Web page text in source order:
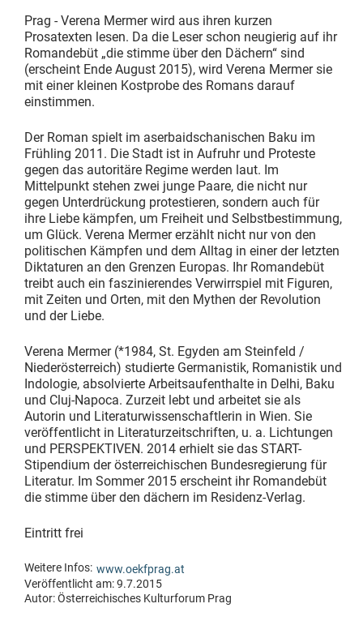
Prag - Verena Mermer wird aus ihren kurzen
Prosatexten lesen. Da die Leser schon neugierig auf ihr
Romandebüt „die stimme über den Dächern“ sind
(erscheint Ende August 2015), wird Verena Mermer sie
mit einer kleinen Kostprobe des Romans darauf
einstimmen.
Der Roman spielt im aserbaidschanischen Baku im
Frühling 2011. Die Stadt ist in Aufruhr und Proteste
gegen das autoritäre Regime werden laut. Im
Mittelpunkt stehen zwei junge Paare, die nicht nur
gegen Unterdrückung protestieren, sondern auch für
ihre Liebe kämpfen, um Freiheit und Selbstbestimmung,
um Glück. Verena Mermer erzählt nicht nur von den
politischen Kämpfen und dem Alltag in einer der letzten
Diktaturen an den Grenzen Europas. Ihr Romandebüt
treibt auch ein faszinierendes Verwirrspiel mit Figuren,
mit Zeiten und Orten, mit den Mythen der Revolution
und der Liebe.
Verena Mermer (*1984, St. Egyden am Steinfeld /
Niederösterreich) studierte Germanistik, Romanistik und
Indologie, absolvierte Arbeitsaufenthalte in Delhi, Baku
und Cluj-Napoca. Zurzeit lebt und arbeitet sie als
Autorin und Literaturwissenschaftlerin in Wien. Sie
veröffentlicht in Literaturzeitschriften, u. a. Lichtungen
und PERSPEKTIVEN. 2014 erhielt sie das START-
Stipendium der österreichischen Bundesregierung für
Literatur. Im Sommer 2015 erscheint ihr Romandebüt
die stimme über den dächern im Residenz-Verlag.
Eintritt frei
Weitere Infos: www.oekfprag.at
Veröffentlicht am: 9.7.2015
Autor:Österreichisches Kulturforum Prag